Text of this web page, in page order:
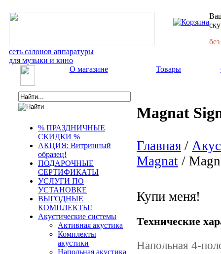
сеть салонов аппаратуры
для музыки и кино
О магазине Товары
% ПРАЗДНИЧНЫЕ
СКИДКИ %
АКЦИЯ: Витринный
образец!
ПОДАРОЧНЫЕ
СЕРТИФИКАТЫ
УСЛУГИ ПО
УСТАНОВКЕ
ВЫГОДНЫЕ
КОМПЛЕКТЫ!
Акустические системы
Активная акустика
Комплекты
акустики
Напольная акустика
Magnat
Главная /
Magnat /
Купи меня!
Технические
Напольная 4-